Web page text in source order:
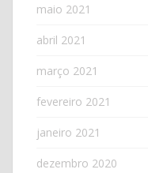
maio 2021
abril 2021
março 2021
fevereiro 2021
janeiro 2021
dezembro 2020